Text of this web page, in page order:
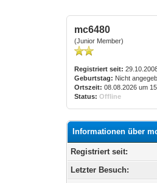
mc6480
(Junior Member)
Registriert seit:
Geburtstag: Nicht
Ortszeit: 08.08.2026 um
Status: Offline
Informationen über
Registriert seit:
Letzter Besuch: